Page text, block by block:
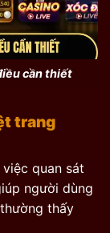
cần thiết
trang
quan sát
người dùng
thấy